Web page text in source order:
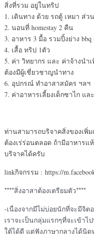
สิ่งที่รวม อยู่ในทริป
1. เดินทาง ด้วย รถตู้ เหมา ส่
2. นอนที่ homestay 2 คืน
3. อาหาร 3 มื้อ รวมปิ้งย่าง
4. เสื้อ ทริป 1ตัว
5. ค่า วิทยากร และ ค่าจ้างนำ
ต้องมีผู้เชี่ยวชาญนำทาง
6. อุปกรณ์ ทำอาสาสมัคร ฯลฯ
7. ค่าอาหารเลี้ยงเด็กซาไก แ
ท่านสามารถบริจาคสิ่งของเพิ่
ต้องเร่ร่อนตลอด ถ้ามีอาหารแ
บริจาคได้ครับ
linkกิจกรรม : https://
****สิ่งอาสาต้องเตรียมตัว****
-เนื่องจากมีไม่บ่อยนักที่จะมีจิต
เราจะเป็นกลุ่มแรกๆที่จะเข้า
ใต้ได้ดี แต่ฟังภาษากลางได้นิด